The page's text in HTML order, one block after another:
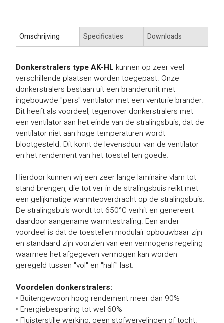
Omschrijving Specificaties Downloads
Donkerstralers type AK-HL kunnen op zeer veel
verschillende plaatsen worden toegepast. Onze
donkerstralers bestaan uit een branderunit met
ingebouwde "pers" ventilator met een venturie brander.
Dit heeft als voordeel, tegenover donkerstralers met
een ventilator aan het einde van de stralingsbuis, dat de
ventilator niet aan hoge temperaturen wordt
blootgesteld. Dit komt de levensduur van de ventilator
en het rendement van het toestel ten goede.
Hierdoor kunnen wij een zeer lange laminaire vlam tot
stand brengen, die tot ver in de stralingsbuis reikt met
een gelijkmatige warmteoverdracht op de stralingsbuis.
De stralingsbuis wordt tot 650°C verhit en genereert
daardoor aangename warmtestraling. Een ander
voordeel is dat de toestellen modulair opbouwbaar zijn
en standaard zijn voorzien van een vermogens regeling
waarmee het afgegeven vermogen kan worden
geregeld tussen "vol" en "half" last.
Voordelen donkerstralers:
• Buitengewoon hoog rendement meer dan 90%
• Energiebesparing tot wel 60%
• Fluisterstille werking, geen stofwervelingen of tocht.